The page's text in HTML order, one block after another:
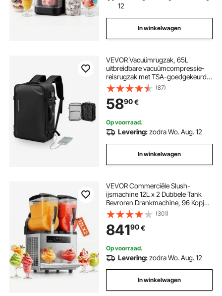
12
In winkelwagen
VEVOR Vacuümrugzak, 65L
uitbreidbare vacuümcompressie-
reisrugzak met TSA-goedgekeurd
slot, meerdere zakken, waterdichte
handbagage, zonder pomp, zwart
(87)
5890€
Op voorraad.
Levering:zodra Wo. Aug. 12
In winkelwagen
VEVOR Commerciële Slush-
ijsmachine 12L x 2 Dubbele Tank
Bevroren Drankmachine, 96 Kopjes
RVS Slush-ijsmachine met
Toetsenbord Soft Serve-ijsmachine
voor Feesten, Restaurants, Cafés
en Bars
(301)
84190€
Op voorraad.
Levering:zodra Wo. Aug. 12
In winkelwagen